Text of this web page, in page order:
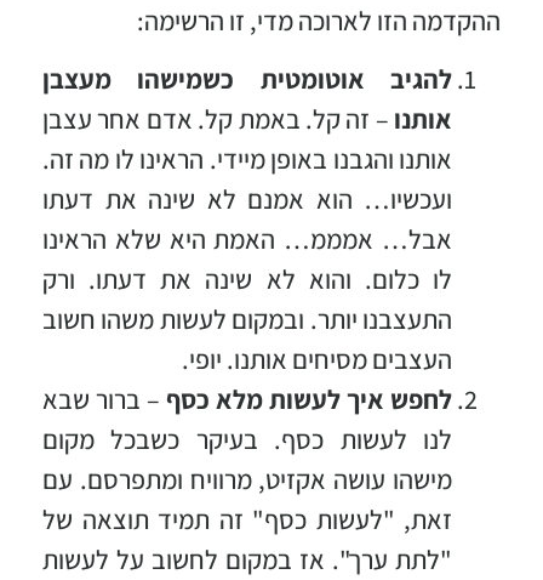
ההקדמה הזו לארוכה מדי, זו הרשימה:
להגיב אוטומטית כשמישהו מעצבן
אותנו – זה קל. באמת קל. אדם אחר עצבן
אותנו והגבנו באופן מיידי. הראינו לו מה זה.
ועכשיו… הוא אמנם לא שינה את דעתו
אבל… אמממ… האמת היא שלא הראינו
לו כלום. והוא לא שינה את דעתו. ורק
התעצבנו יותר. ובמקום לעשות משהו חשוב
העצבים מסיחים אותנו. יופי.
לחפש איך לעשות מלא כסף – ברור שבא
לנו לעשות כסף. בעיקר כשבכל מקום
מישהו עושה אקזיט, מרוויח ומתפרסם. עם
זאת, "לעשות כסף" זה תמיד תוצאה של
"לתת ערך". אז במקום לחשוב על לעשות